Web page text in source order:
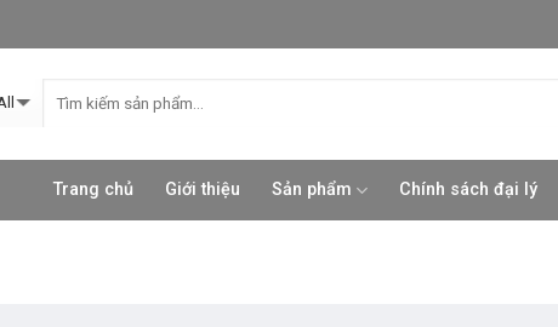
Trang chủ Giới thiệu Sản phẩm Chính sách đại lý